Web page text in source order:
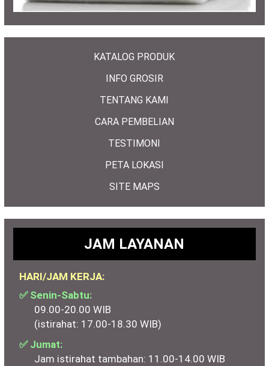
KATALOG PRODUK
INFO GROSIR
TENTANG KAMI
CARA PEMBELIAN
TESTIMONI
PETA LOKASI
SITE MAPS
JAM LAYANAN
HARI/JAM KERJA:
✅ Senin-Sabtu:
09.00-20.00 WIB
(istirahat: 17.00-18.30 WIB)
✅ Jumat:
Jam istirahat tambahan: 11.00-14.00 WIB